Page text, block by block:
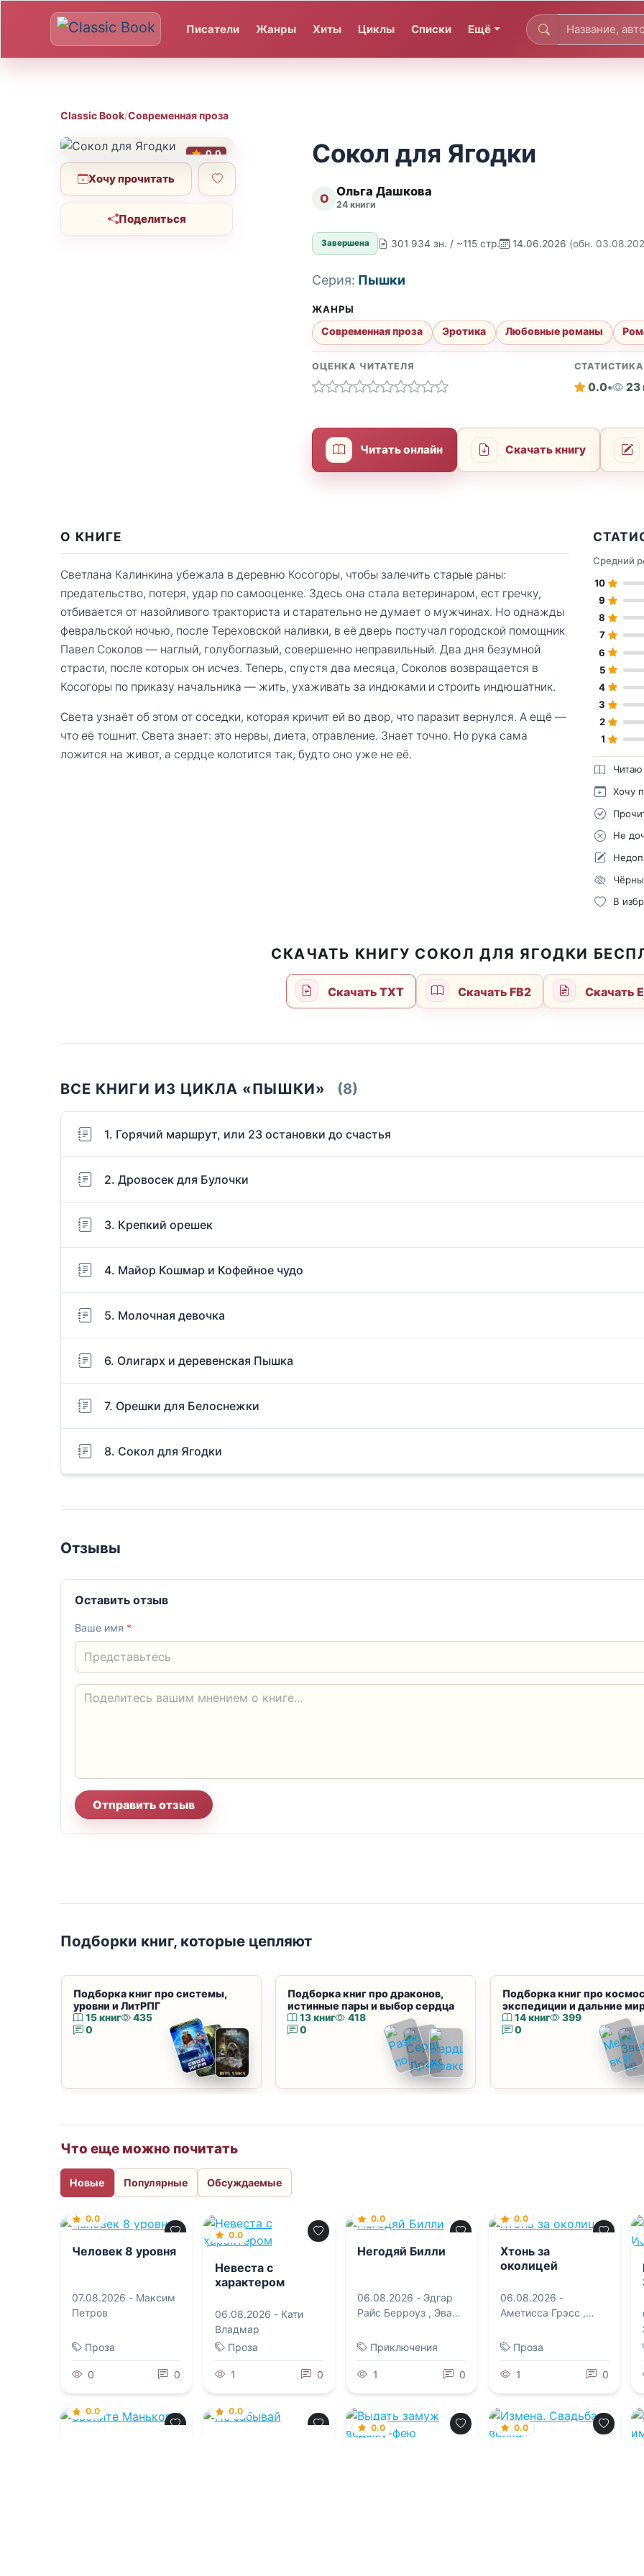
Писатели Жанры Хиты Циклы Списки Ещё
Classic Book/Современная проза
0.0
Хочу прочитать
Поделиться
Сокол для Ягодки
О Ольга Дашкова
24 книги
Завершена 301 934 зн. / ~115 стр. 14.06.2026 (обн.
Серия: Пышки
ЖАНРЫ
Современная проза Эротика Любовные романы
ОЦЕНКА ЧИТАТЕЛЯ СТАТИСТИКА
0.0• 23
Читать онлайн Скачать книгу
О КНИГЕ
Светлана Калинкина убежала в деревню Косогоры, чтобы залечить старые раны:
предательство, потеря, удар по самооценке. Здесь она стала ветеринаром, ест гречку,
отбивается от назойливого тракториста и старательно не думает о мужчинах. Но однажды
февральской ночью, после Тереховской наливки, в её дверь постучал городской помощник
Павел Соколов — наглый, голубоглазый, совершенно неправильный. Два дня безумной
страсти, после которых он исчез. Теперь, спустя два месяца, Соколов возвращается в
Косогоры по приказу начальника — жить, ухаживать за индюками и строить индюшатник.
Света узнаёт об этом от соседки, которая кричит ей во двор, что паразит вернулся. А ещё —
что её тошнит. Света знает: это нервы, диета, отравление. Знает точно. Но рука сама
ложится на живот, а сердце колотится так, будто оно уже не её.
Средний
10
9
8
7
6
5
4
3
2
1
Читаю
Хочу
Не
В
СКАЧАТЬ КНИГУ СОКОЛ ДЛЯ ЯГОДКИ
Скачать TXT Скачать FB2 Скачать
ВСЕ КНИГИ ИЗ ЦИКЛА «ПЫШКИ» (8)
1. Горячий маршрут, или 23 остановки до счастья
2. Дровосек для Булочки
3. Крепкий орешек
4. Майор Кошмар и Кофейное чудо
5. Молочная девочка
6. Олигарх и деревенская Пышка
7. Орешки для Белоснежки
8. Сокол для Ягодки
Отзывы
Оставить отзыв
Ваше имя *
Отправить отзыв
Подборки книг, которые цепляют
Подборка книг про системы,
уровни и ЛитРПГ
15 книг
435
0
Подборка книг про драконов,
истинные пары и выбор сердца
13 книг
418
0
Подборка книг про
экспедиции и дальние
14 книг
399
0
Что еще можно почитать
Новые Популярные Обсуждаемые
0.0
Человек 8 уровня
07.08.2026 - Максим
Петров
Проза
0 0
0.0
Невеста с
характером
06.08.2026 - Кати
Владмар
Проза
1 0
0.0
Негодяй Билли
06.08.2026 - Эдгар
Райс Берроуз , Эва
Приключения
1 0
0.0
Хтонь за
околицей
06.08.2026 -
Аметисса Грэсс ,
Дарья Соловей
Екатерина Доу ,Иван
Саввич Никитин
Проза
1 0
0.0 0.0
0.0 0.0